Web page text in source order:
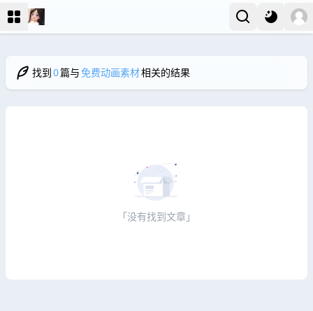
找到0篇与免费动画素材相关的结果
「没有找到文章」